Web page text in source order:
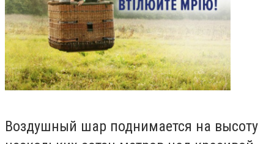
Воздушный шар поднимается на высоту